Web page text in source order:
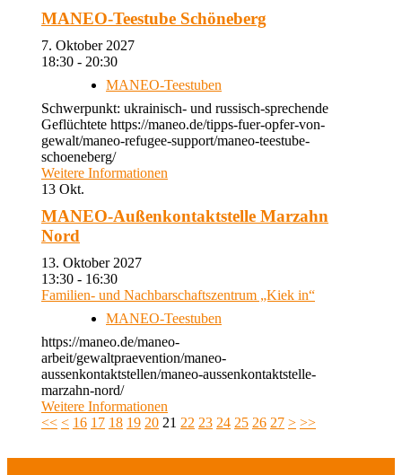
MANEO-Teestube Schöneberg
7. Oktober 2027
18:30 - 20:30
MANEO-Teestuben
Schwerpunkt: ukrainisch- und russisch-sprechende
Geflüchtete https://maneo.de/tipps-fuer-opfer-von-
gewalt/maneo-refugee-support/maneo-teestube-
schoeneberg/
Weitere Informationen
13 Okt.
MANEO-Außenkontaktstelle Marzahn
Nord
13. Oktober 2027
13:30 - 16:30
Familien- und Nachbarschaftszentrum „Kiek in“
MANEO-Teestuben
https://maneo.de/maneo-
arbeit/gewaltpraevention/maneo-
aussenkontaktstellen/maneo-aussenkontaktstelle-
marzahn-nord/
Weitere Informationen
<< < 16 17 18 19 20 21 22 23 24 25 26 27 > >>